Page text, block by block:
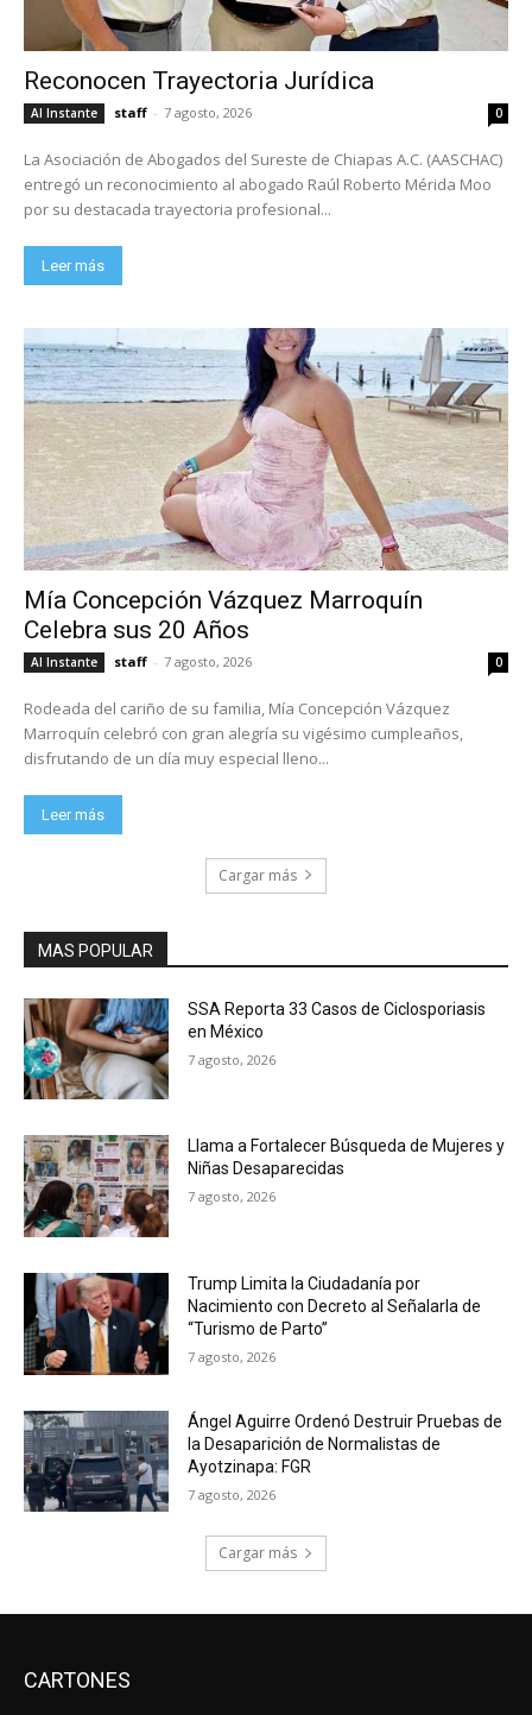
Reconocen Trayectoria Jurídica
Al Instante staff - 7 agosto, 2026 0
La Asociación de Abogados del Sureste de Chiapas A.C. (AASCHAC)
entregó un reconocimiento al abogado Raúl Roberto Mérida Moo
por su destacada trayectoria profesional...
Leer más
Mía Concepción Vázquez Marroquín
Celebra sus 20 Años
Al Instante staff - 7 agosto, 2026 0
Rodeada del cariño de su familia, Mía Concepción Vázquez
Marroquín celebró con gran alegría su vigésimo cumpleaños,
disfrutando de un día muy especial lleno...
Leer más
Cargar más
MAS POPULAR
SSA Reporta 33 Casos de Ciclosporiasis
en México
7 agosto, 2026
Llama a Fortalecer Búsqueda de Mujeres y
Niñas Desaparecidas
7 agosto, 2026
Trump Limita la Ciudadanía por
Nacimiento con Decreto al Señalarla de
“Turismo de Parto”
7 agosto, 2026
Ángel Aguirre Ordenó Destruir Pruebas de
la Desaparición de Normalistas de
Ayotzinapa: FGR
7 agosto, 2026
Cargar más
CARTONES